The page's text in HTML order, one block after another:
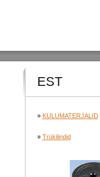
EST
» KULUMATERJALID
» Trükilindid